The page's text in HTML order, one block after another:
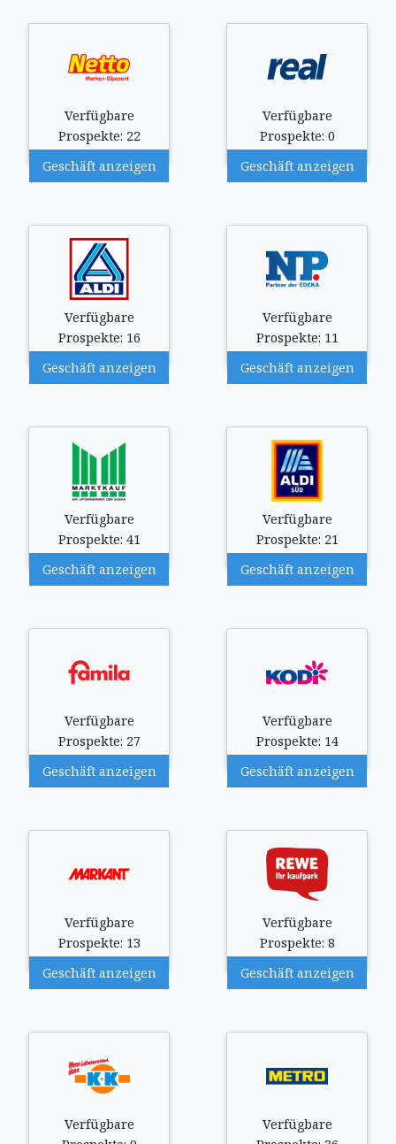
Verfügbare
Prospekte: 22
Geschäft anzeigen
Verfügbare
Prospekte: 0
Geschäft anzeigen
Verfügbare
Prospekte: 16
Geschäft anzeigen
Verfügbare
Prospekte: 11
Geschäft anzeigen
Verfügbare
Prospekte: 41
Geschäft anzeigen
Verfügbare
Prospekte: 21
Geschäft anzeigen
Verfügbare
Prospekte: 27
Geschäft anzeigen
Verfügbare
Prospekte: 14
Geschäft anzeigen
Verfügbare
Prospekte: 13
Geschäft anzeigen
Verfügbare
Prospekte: 8
Geschäft anzeigen
Verfügbare
Verfügbare